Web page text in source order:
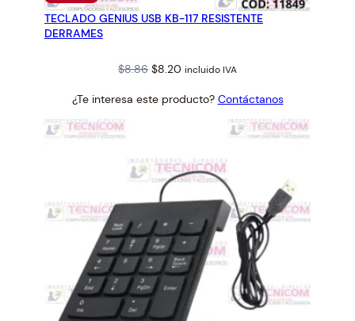
EN
OFERTA
TECLADO GENIUS USB KB-117 RESISTENTE
DERRAMES
$8.86 Original
was:
$8.20 Current
is:
incluido IVA
¿Te interesa este producto? Contáctanos